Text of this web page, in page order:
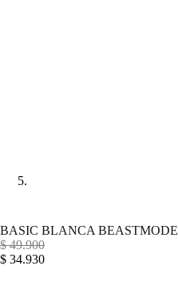
BASIC BLANCA BEASTMODE
$49.900
$ 34.930